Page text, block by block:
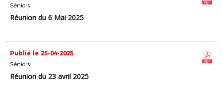
Séniors
Réunion du 6 Mai 2025
Publié le 25-04-2025
Séniors
Réunion du 23 avril 2025